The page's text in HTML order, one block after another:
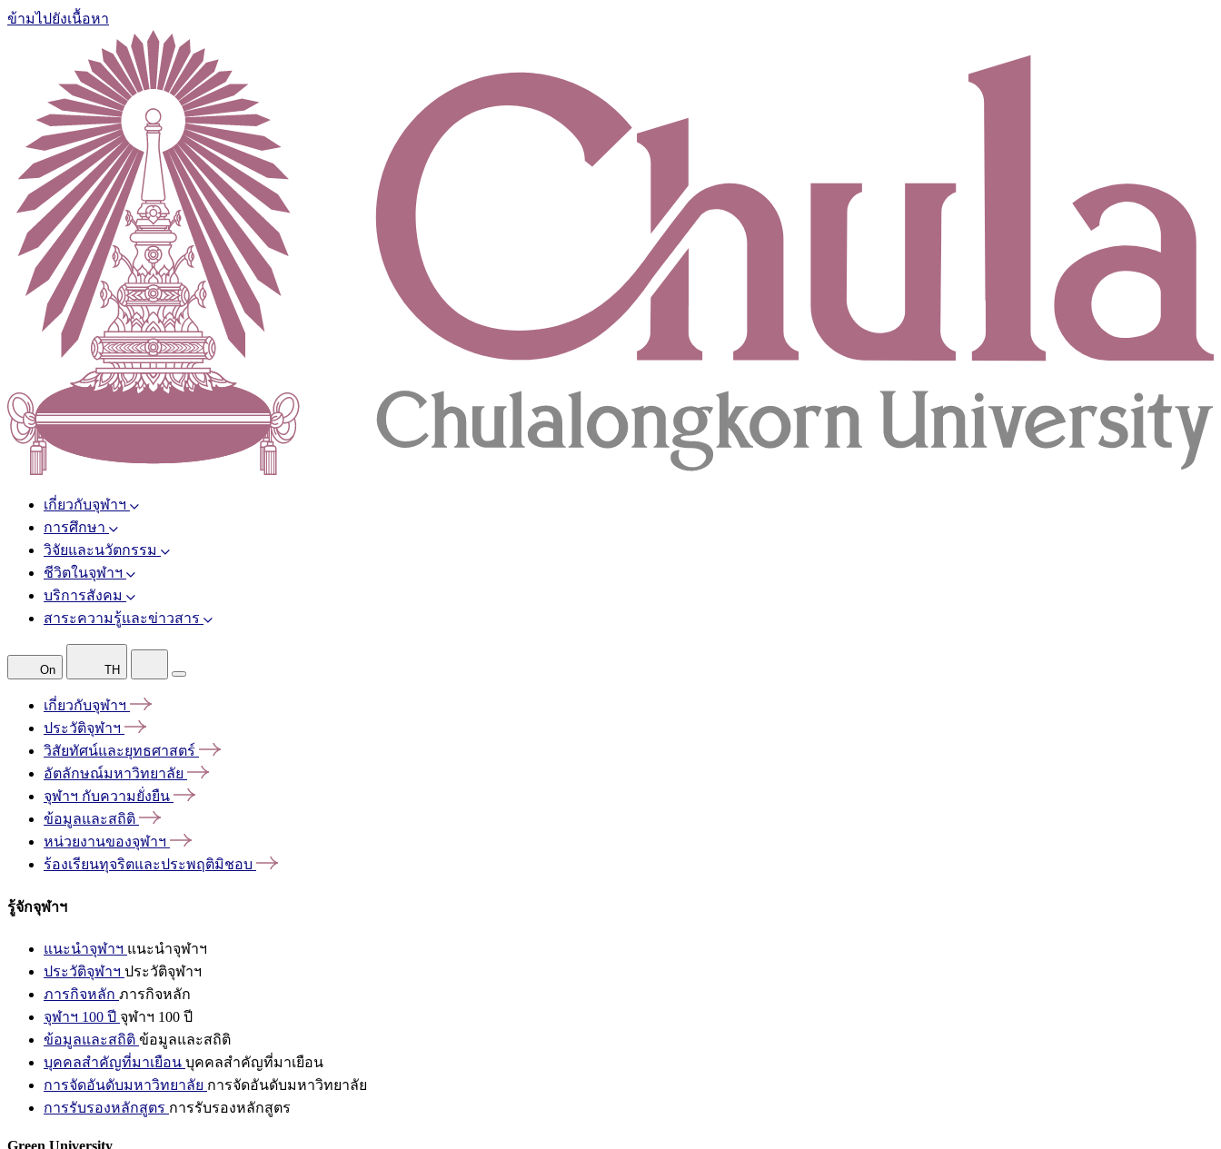
ข้ามไปยังเนื้อหา
เกี่ยวกับจุฬาฯ
การศึกษา
วิจัยและนวัตกรรม
ชีวิตในจุฬาฯ
บริการสังคม
สาระความรู้และข่าวสาร
On TH
เกี่ยวกับจุฬาฯ
ประวัติจุฬาฯ
วิสัยทัศน์และยุทธศาสตร์
อัตลักษณ์มหาวิทยาลัย
จุฬาฯ กับความยั่งยืน
ข้อมูลและสถิติ
หน่วยงานของจุฬาฯ
ร้องเรียนทุจริตและประพฤติมิชอบ
รู้จักจุฬาฯ
แนะนำจุฬาฯ แนะนำจุฬาฯ
ประวัติจุฬาฯ ประวัติจุฬาฯ
ภารกิจหลัก ภารกิจหลัก
จุฬาฯ 100 ปี จุฬาฯ 100 ปี
ข้อมูลและสถิติ ข้อมูลและสถิติ
บุคคลสำคัญที่มาเยือน บุคคลสำคัญที่มาเยือน
การจัดอันดับมหาวิทยาลัย การจัดอันดับมหาวิทยาลัย
การรับรองหลักสูตร การรับรองหลักสูตร